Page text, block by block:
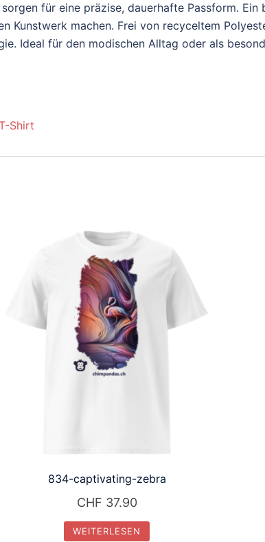
für eine präzise, dauerhafte Passform.
Kunstwerk machen. Frei von recyceltem
Ideal für den modischen Alltag oder als
Shirt
834-captivating-zebra
CHF 37.90
WEITERLESEN